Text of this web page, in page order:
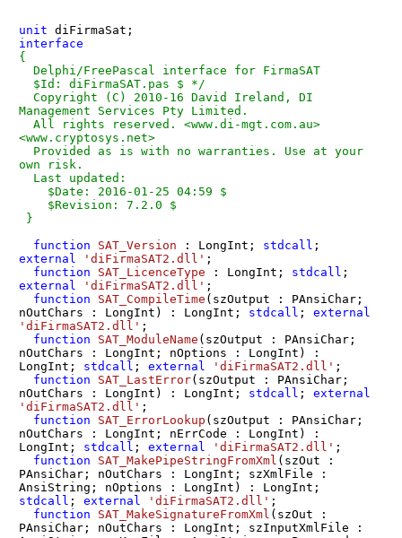
unit
interface
{
Management Services Pty Limited.
<www.cryptosys.net>
own risk.
}
function
SAT_Version : LongInt; stdcall
external
'diFirmaSAT2.dll' ;
function
SAT_LicenceType : LongInt; stdcall
external
'diFirmaSAT2.dll' ;
function
SAT_CompileTime (szOutput : PAnsiChar;
nOutChars : LongInt)
: LongInt; stdcall ; external
'diFirmaSAT2.dll' ;
function
SAT_ModuleName (szOutput : PAnsiChar;
nOutChars : LongInt; nOptions : LongInt)
:
LongInt; stdcall ; external 'diFirmaSAT2.dll' ;
function
SAT_LastError(szOutput : PAnsiChar;
nOutChars : LongInt)
: LongInt; stdcall ; external
'diFirmaSAT2.dll' ;
function
SAT_ErrorLookup (szOutput : PAnsiChar;
nOutChars : LongInt; nErrCode : LongInt)
:
LongInt; stdcall ; external 'diFirmaSAT2.dll' ;
function
SAT_MakePipeStringFromXml (szOut :
PAnsiChar; nOutChars : LongInt; szXmlFile :
AnsiString; nOptions : LongInt)
:
stdcall ; external 'diFirmaSAT2.dll' ;
function
SAT_MakeSignatureFromXml (szOut :
PAnsiChar; nOutChars : LongInt; szInputXmlFile :